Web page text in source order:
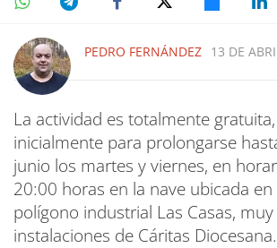
PEDRO FERNÁNDEZ 13 DE
La actividad es totalmente
inicialmente para prolongarse
junio los martes y viernes, en
20:00 horas en la nave ubicada en
polígono industrial Las Casas,
instalaciones de Cáritas Diocesana.